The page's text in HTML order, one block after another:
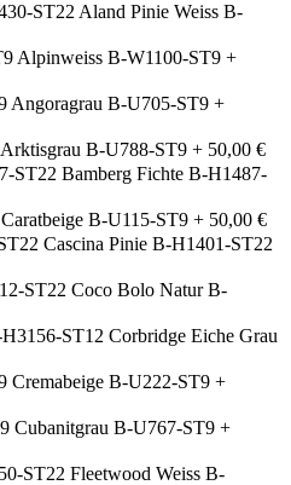
Aland Pinie Weiss B-
Alpinweiss B-W1100-ST9 +
Angoragrau B-U705-ST9 +
Arktisgrau B-U788-ST9 + 50,00 €
Bamberg Fichte B-H1487-
Caratbeige B-U115-ST9 + 50,00 €
Cascina Pinie B-H1401-ST22
Coco Bolo Natur B-
Corbridge Eiche Grau
Cremabeige B-U222-ST9 +
Cubanitgrau B-U767-ST9 +
Fleetwood Weiss B-